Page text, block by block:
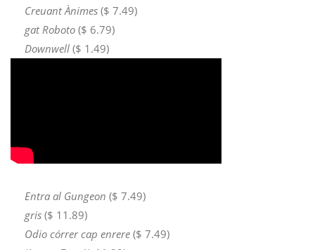
Creuant Ànimes ($ 7.49)
gat Roboto ($ 6.79)
Downwell ($ 1.49)
Entra al Gungeon ($ 7.49)
gris ($ 11.89)
Odio córrer cap enrere ($ 7.49)